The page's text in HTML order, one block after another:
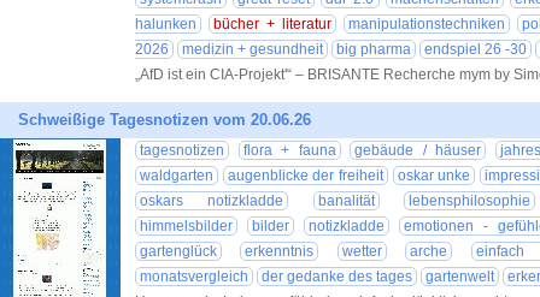
halunken
bücher + literatur manipulationstechniken
2026
medizin + gesundheit big pharma
endspiel 26 -30
„AfD ist ein CIA-Projekt'“ – BRISANTE Recherche mym by
Schweißige Tagesnotizen vom 20.06.26
tagesnotizen flora + fauna gebäude / häuser
waldgarten
augenblicke der freiheit oskar unke
oskars notizkladde
banalität
lebensphilosophie
himmelsbilder
bilder notizkladde
emotionen -
gartenglück
erkenntnis wetter arche
einfach
monatsvergleich
der gedanke des tages gartenwelt